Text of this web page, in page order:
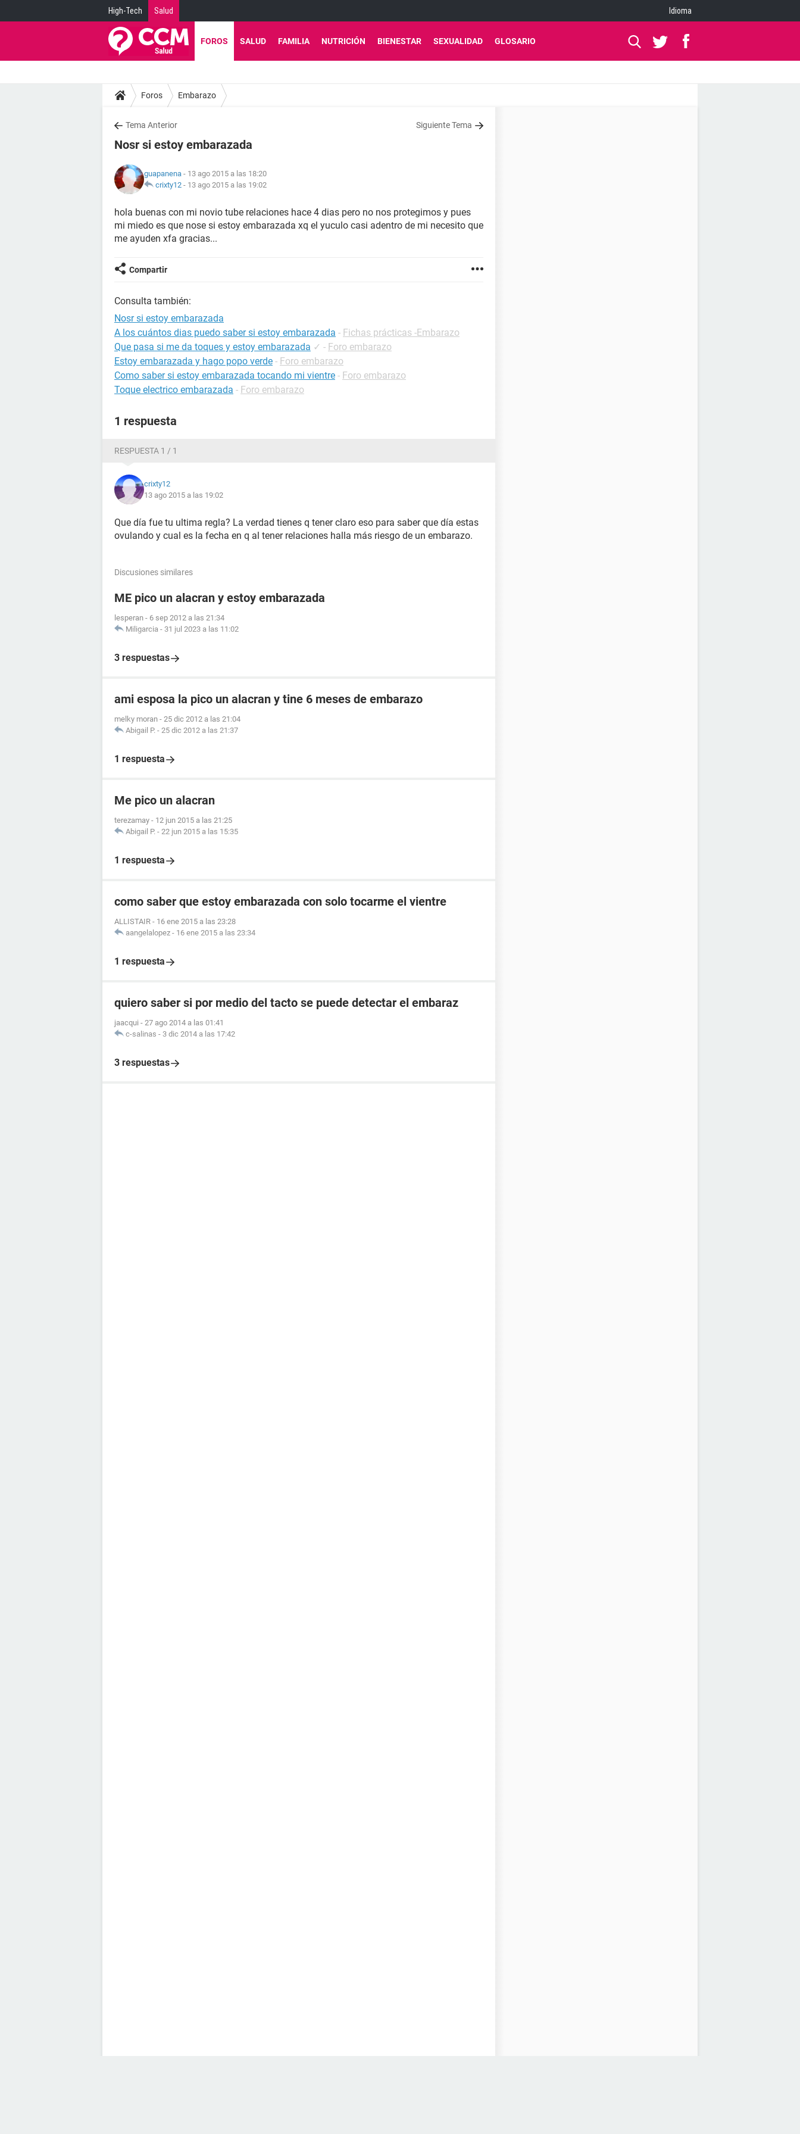
High-Tech Salud Idioma
FOROS SALUD FAMILIA NUTRICIÓN BIENESTAR SEXUALIDAD GLOSARIO
Foros Embarazo
Tema Anterior Siguiente Tema
Nosr si estoy embarazada
guapanena - 13 ago 2015 a las 18:20
crixty12 - 13 ago 2015 a las 19:02
hola buenas con mi novio tube relaciones hace 4 dias pero no nos protegimos y pues
mi miedo es que nose si estoy embarazada xq el yuculo casi adentro de mi necesito que
me ayuden xfa gracias...
Compartir
Consulta también:
Nosr si estoy embarazada
A los cuántos dias puedo saber si estoy embarazada - Fichas prácticas -Embarazo
Que pasa si me da toques y estoy embarazada ✓ - Foro embarazo
Estoy embarazada y hago popo verde - Foro embarazo
Como saber si estoy embarazada tocando mi vientre - Foro embarazo
Toque electrico embarazada - Foro embarazo
1 respuesta
RESPUESTA 1 / 1
crixty12
13 ago 2015 a las 19:02
Que día fue tu ultima regla? La verdad tienes q tener claro eso para saber que día estas
ovulando y cual es la fecha en q al tener relaciones halla más riesgo de un embarazo.
Discusiones similares
ME pico un alacran y estoy embarazada
lesperan - 6 sep 2012 a las 21:34
Miligarcia - 31 jul 2023 a las 11:02
3 respuestas
ami esposa la pico un alacran y tine 6 meses de embarazo
melky moran - 25 dic 2012 a las 21:04
Abigail P. - 25 dic 2012 a las 21:37
1 respuesta
Me pico un alacran
terezamay - 12 jun 2015 a las 21:25
Abigail P. - 22 jun 2015 a las 15:35
1 respuesta
como saber que estoy embarazada con solo tocarme el vientre
ALLISTAIR - 16 ene 2015 a las 23:28
aangelalopez - 16 ene 2015 a las 23:34
1 respuesta
quiero saber si por medio del tacto se puede detectar el embaraz
jaacqui - 27 ago 2014 a las 01:41
c-salinas - 3 dic 2014 a las 17:42
3 respuestas